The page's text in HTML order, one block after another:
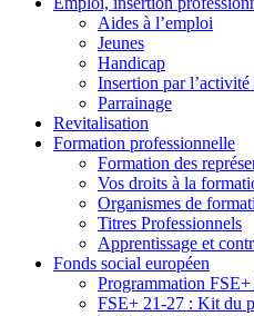
Aides à l’emploi
Jeunes
Handicap
Insertion par
Parrainage
Revitalisation
Formation professionnelle
Formation des
Vos droits à la
Organismes de
Titres Professionnels
Apprentissage et
Fonds social européen
Programmation
FSE+ 21-27 : Kit du